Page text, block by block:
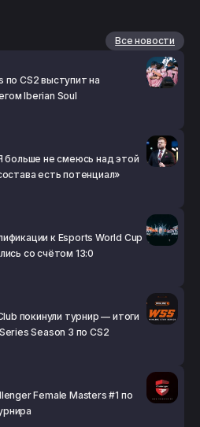
Все новости
по CS2 выступит на
Iberian Soul
больше не смеюсь над этой
есть потенциал»
к Esports World Cup
со счётом 13:0
покинули турнир — итоги
Season 3 по CS2
Female Masters #1 по